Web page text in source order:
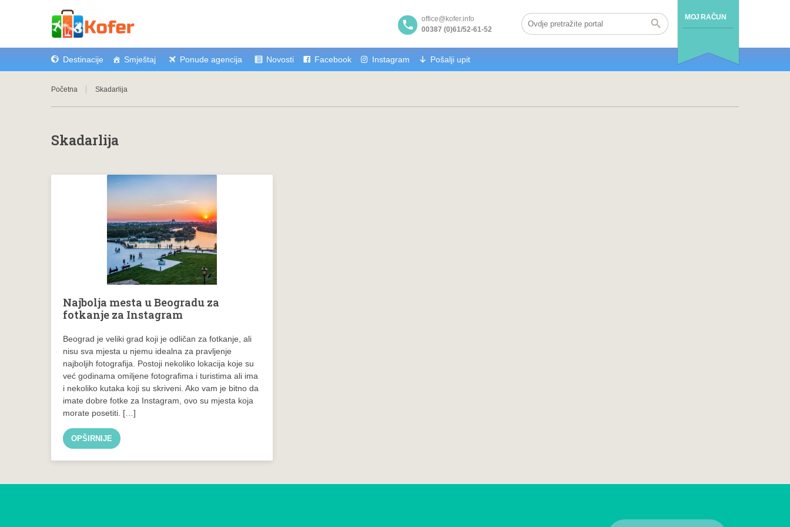
MOJ RAČUN
office@kofer.info
00387 (0)61/52-61-52
Destinacije Smještaj Ponude agencija Novosti Facebook Instagram Pošalji upit
Početna Skadarlija
Skadarlija
Najbolja mesta u Beogradu za
fotkanje za Instagram
Beograd je veliki grad koji je odličan za fotkanje, ali
nisu sva mjesta u njemu idealna za pravljenje
najboljih fotografija. Postoji nekoliko lokacija koje su
već godinama omiljene fotografima i turistima ali ima
i nekoliko kutaka koji su skriveni. Ako vam je bitno da
imate dobre fotke za Instagram, ovo su mjesta koja
morate posetiti. […]
OPŠIRNIJE